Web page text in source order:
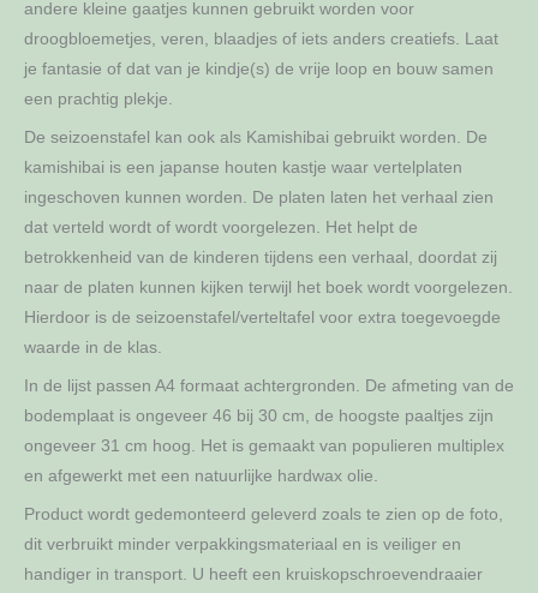
andere kleine gaatjes kunnen gebruikt worden voor
droogbloemetjes, veren, blaadjes of iets anders creatiefs. Laat
je fantasie of dat van je kindje(s) de vrije loop en bouw samen
een prachtig plekje.
De seizoenstafel kan ook als Kamishibai gebruikt worden. De
kamishibai is een japanse houten kastje waar vertelplaten
ingeschoven kunnen worden. De platen laten het verhaal zien
dat verteld wordt of wordt voorgelezen. Het helpt de
betrokkenheid van de kinderen tijdens een verhaal, doordat zij
naar de platen kunnen kijken terwijl het boek wordt voorgelezen.
Hierdoor is de seizoenstafel/verteltafel voor extra toegevoegde
waarde in de klas.
In de lijst passen A4 formaat achtergronden. De afmeting van de
bodemplaat is ongeveer 46 bij 30 cm, de hoogste paaltjes zijn
ongeveer 31 cm hoog. Het is gemaakt van populieren multiplex
en afgewerkt met een natuurlijke hardwax olie.
Product wordt gedemonteerd geleverd zoals te zien op de foto,
dit verbruikt minder verpakkingsmateriaal en is veiliger en
handiger in transport. U heeft een kruiskopschroevendraaier